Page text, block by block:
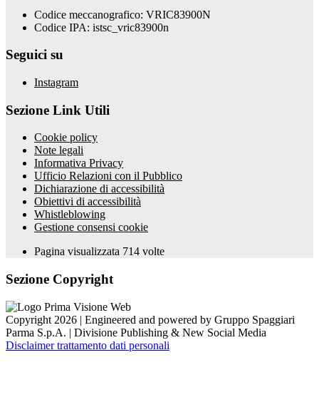
Codice meccanografico: VRIC83900N
Codice IPA: istsc_vric83900n
Seguici su
Instagram
Sezione Link Utili
Cookie policy
Note legali
Informativa Privacy
Ufficio Relazioni con il Pubblico
Dichiarazione di accessibilità
Obiettivi di accessibilità
Whistleblowing
Gestione consensi cookie
Pagina visualizzata 714 volte
Sezione Copyright
Copyright 2026 | Engineered and powered by Gruppo Spaggiari
Parma S.p.A. | Divisione Publishing & New Social Media
Disclaimer trattamento dati personali